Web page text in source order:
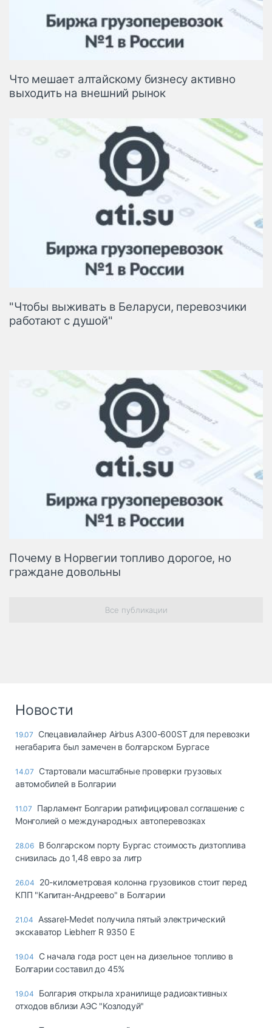
Что мешает алтайскому бизнесу активно
выходить на внешний рынок
"Чтобы выживать в Беларуси, перевозчики
работают с душой"
Почему в Норвегии топливо дорогое, но
граждане довольны
Все публикации
Новости
19.07
Спецавиалайнер Airbus A300-600ST для перевозки
негабарита был замечен в болгарском Бургасе
14.07
Стартовали масштабные проверки грузовых
автомобилей в Болгарии
11.07
Парламент Болгарии ратифицировал соглашение с
Монголией о международных автоперевозках
28.06 В болгарском порту Бургас стоимость дизтоплива
снизилась до 1,48 евро за литр
26.04
20-километровая колонна грузовиков стоит перед
КПП "Капитан-Андреево" в Болгарии
21.04
Assarel-Medet получила пятый электрический
экскаватор Liebherr R 9350 E
19.04
С начала года рост цен на дизельное топливо в
Болгарии составил до 45%
19.04
Болгария открыла хранилище радиоактивных
отходов вблизи АЭС "Козлодуй"